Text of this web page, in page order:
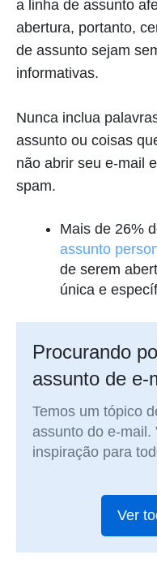
a linha de assunto
abertura, portanto,
de assunto sejam
informativas.
Nunca inclua
assunto ou coisas
não abrir seu e-mail
spam.
Mais de 26%
assunto
de serem
única e
Procurando
assunto de e-
Temos um tópico
assunto do e-mail.
inspiração para
Ver